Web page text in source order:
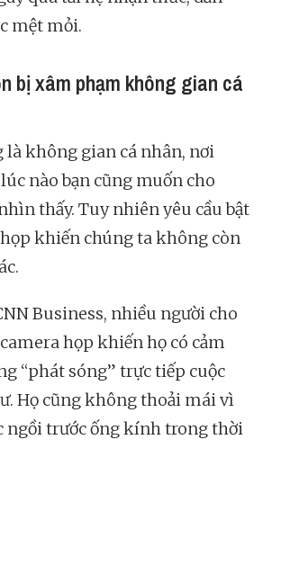
mệt mỏi.
bị xâm phạm không gian cá
là không gian cá nhân, nơi
nào bạn cũng muốn cho
thấy. Tuy nhiên yêu cầu bật
khiến chúng ta không còn
Business, nhiều người cho
họp khiến họ có cảm
“phát sóng” trực tiếp cuộc
Họ cũng không thoải mái vì
ngồi trước ống kính trong thời